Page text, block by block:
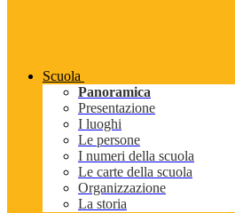
Scuola
Panoramica
Presentazione
I luoghi
Le persone
I numeri della scuola
Le carte della scuola
Organizzazione
La storia